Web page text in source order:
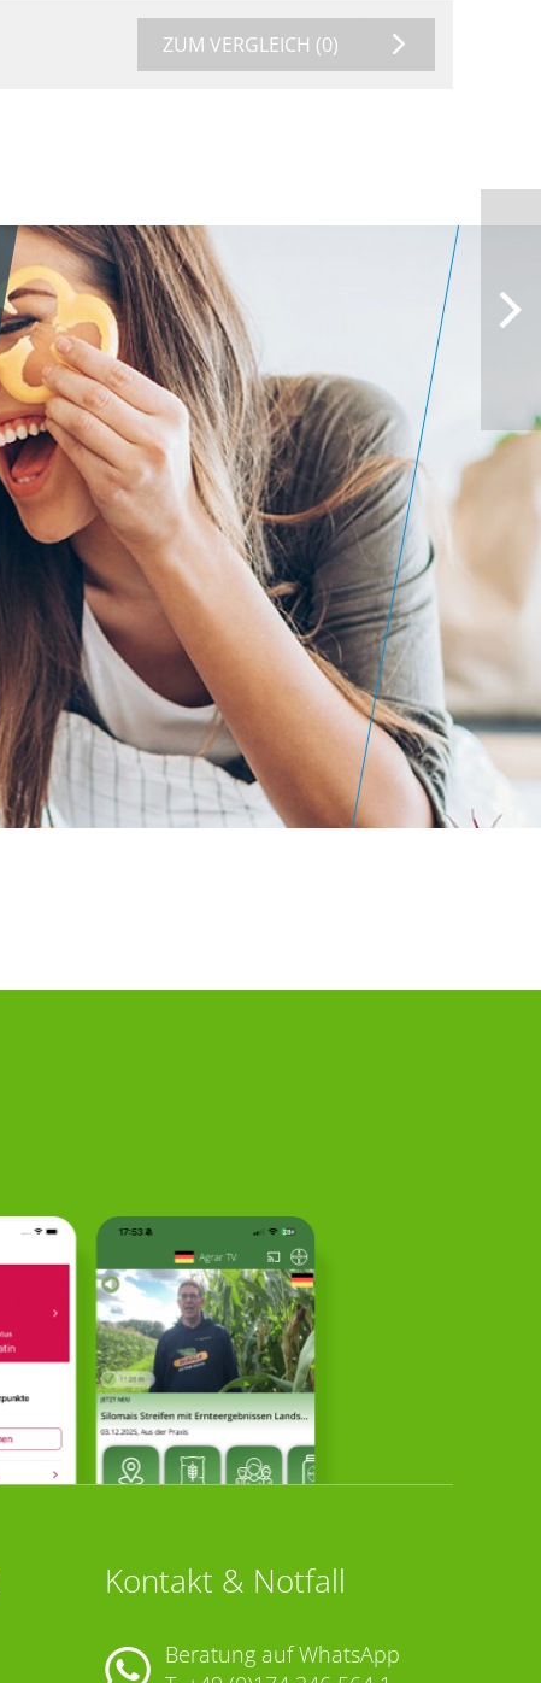
ZUM VERGLEICH (0)
Kontakt & Notfall
Beratung auf WhatsApp